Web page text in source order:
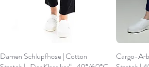
Damen Schlupfhose | Cotton
Cargo-